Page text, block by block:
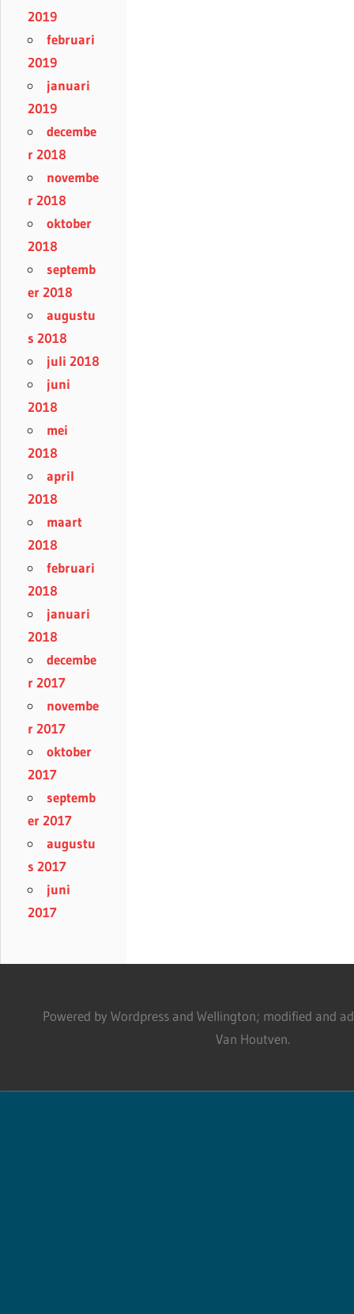
2019
februari
2019
januari
2019
decembe
r 2018
novembe
r 2018
oktober
2018
septemb
er 2018
augustu
s 2018
juli 2018
juni
2018
mei
2018
april
2018
maart
2018
februari
2018
januari
2018
decembe
r 2017
novembe
r 2017
oktober
2017
septemb
er 2017
augustu
s 2017
juni
2017
Powered by Wordpress and Wellington; modified and
Van Houtven.